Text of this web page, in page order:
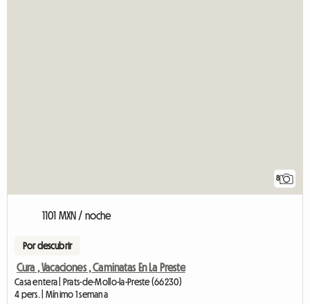
8
1101 MXN / noche
Por descubrir
Cura , Vacaciones , Caminatas En La Preste
Casa entera | Prats-de-Mollo-la-Preste (66230)
4 pers. | Mínimo 1 semana